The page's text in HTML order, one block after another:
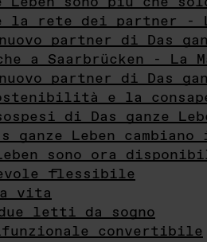
la rete dei partner -
partner di Das
a Saarbrücken - La
partner di Das
e la
di Das ganze
Leben
sono ora
flessibile
vita
due letti da sogno
convertibile